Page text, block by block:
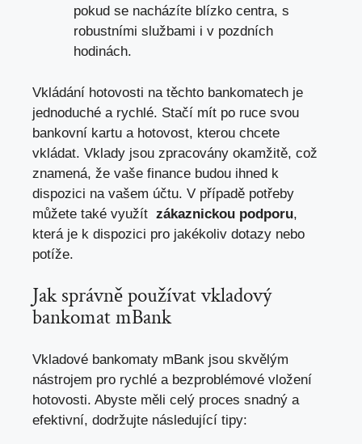
pokud se ‍nacházíte blízko centra, s
robustními službami​ i ⁤v pozdních
hodinách.
Vkládání hotovosti na těchto bankomatech ⁤je
jednoduché​ a rychlé.⁤ Stačí mít‌ po ruce svou
⁣bankovní ⁣kartu a ⁤hotovost, kterou chcete
vkládat. ⁣Vklady jsou zpracovány‍ okamžitě, což
znamená, že vaše​ finance budou​ ihned ‍k⁢
dispozici⁢ na ‌vašem účtu. V případě potřeby
můžete také využít ‌ zákaznickou⁣ podporu,
která je⁤ k dispozici pro jakékoliv dotazy nebo‍
potíže.
Jak správně používat vkladový
bankomat mBank
Vkladové bankomaty mBank jsou ⁤skvělým‌
nástrojem‌ pro​ rychlé⁤ a bezproblémové vložení
hotovosti. ⁣Abyste měli celý proces snadný‍ a
‍efektivní, dodržujte následující tipy: